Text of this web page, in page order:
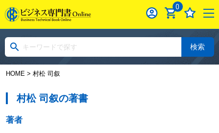
0
検索
HOME> 村松 司叙
村松 司叙の著書
著者